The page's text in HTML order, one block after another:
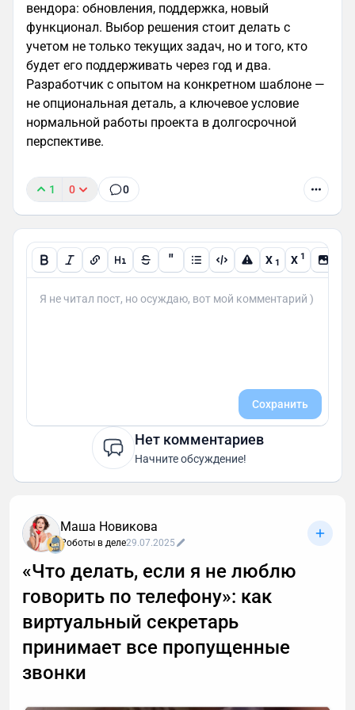
вендора: обновления, поддержка, новый
функционал. Выбор решения стоит делать с
учетом не только текущих задач, но и того, кто
будет его поддерживать через год и два.
Разработчик с опытом на конкретном шаблоне —
не опциональная деталь, а ключевое условие
нормальной работы проекта в долгосрочной
перспективе.
1 0 0
" X 1 X 1
Сохранить
Нет комментариев
Начните обсуждение!
Маша Новикова
Роботы в деле29.07.2025
«Что делать, если я не люблю
говорить по телефону»: как
виртуальный секретарь
принимает все пропущенные
звонки